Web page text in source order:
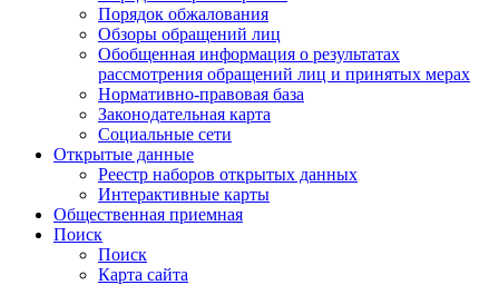
Порядок обжалования
Обзоры обращений лиц
Обобщенная информация о результатах
рассмотрения обращений лиц и принятых мерах
Нормативно-правовая база
Законодательная карта
Социальные сети
Открытые данные
Реестр наборов открытых данных
Интерактивные карты
Общественная приемная
Поиск
Поиск
Карта сайта